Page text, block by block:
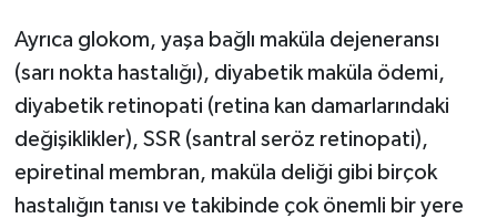
Ayrıca glokom, yaşa bağlı maküla dejeneransı
(sarı nokta hastalığı), diyabetik maküla ödemi,
diyabetik retinopati (retina kan damarlarındaki
değişiklikler), SSR (santral seröz retinopati),
epiretinal membran, maküla deliği gibi birçok
hastalığın tanısı ve takibinde çok önemli bir yere